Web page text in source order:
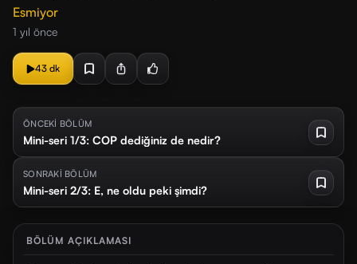
Esmiyor
1 yıl önce
43 dk
ÖNCEKİ BÖLÜM
Mini-seri 1/3: COP dediğiniz de nedir?
SONRAKİ BÖLÜM
Mini-seri 2/3: E, ne oldu peki şimdi?
BÖLÜM AÇIKLAMASI